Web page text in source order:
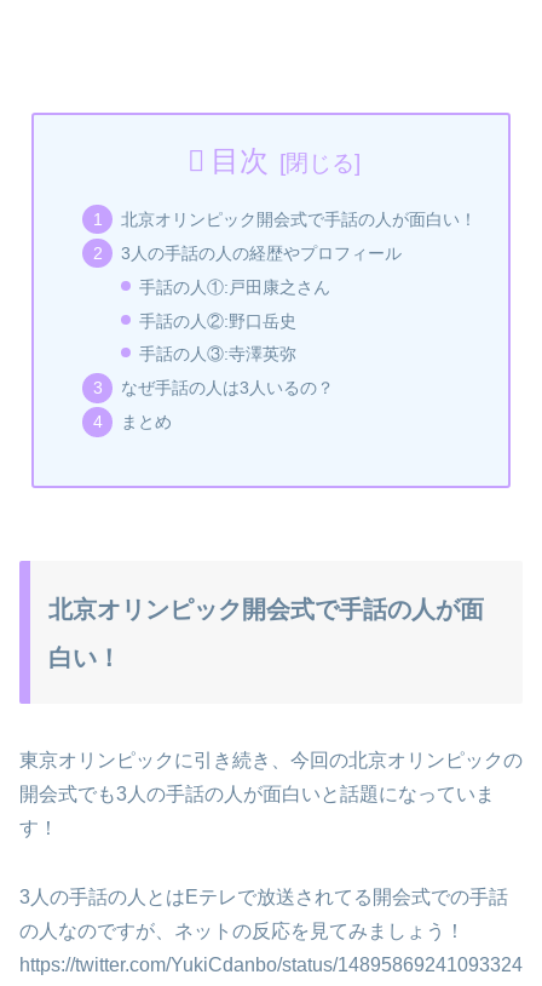
目次
北京オリンピック開会式で手話の人が面白い！
3人の手話の人の経歴やプロフィール
手話の人①:戸田康之さん
手話の人②:野口岳史
手話の人③:寺澤英弥
なぜ手話の人は3人いるの？
まとめ
北京オリンピック開会式で手話の人が面
白い！
東京オリンピックに引き続き、今回の北京オリンピックの
開会式でも3人の手話の人が面白いと話題になっていま
す！
3人の手話の人とはEテレで放送されてる開会式での手話
の人なのですが、ネットの反応を見てみましょう！
https://twitter.com/YukiCdanbo/status/14895869241093324